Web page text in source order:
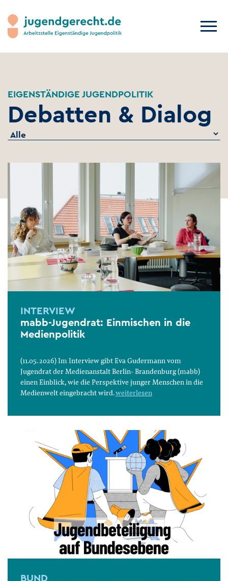
EIGENSTÄNDIGE JUGENDPOLITIK
Debatten & Dialog
INTERVIEW
mabb-Jugendrat: Einmischen in die
Medienpolitik
(11.05. 2026) Im Interview gibt Eva Gudermann vom
Jugendrat der Medienanstalt Berlin- Brandenburg (mabb)
einen Einblick, wie die Perspektive junger Menschen in die
Medienwelt eingebracht wird.weiterlesen
BUND